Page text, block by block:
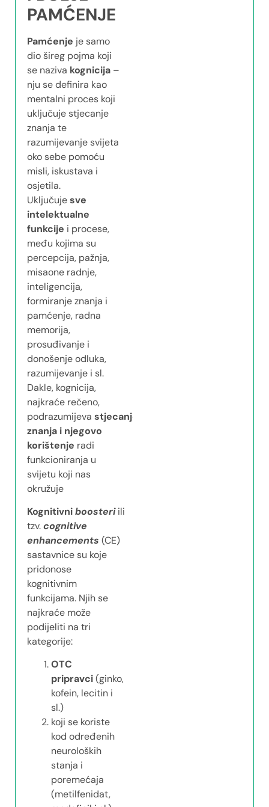
PAMĆENJE
Pamćenje je samo
dio šireg pojma koji
se naziva kognicija –
nju se definira kao
mentalni proces koji
uključuje stjecanje
znanja te
razumijevanje svijeta
oko sebe pomoću
misli, iskustava i
osjetila.
Uključujesve
intelektualne
funkcije i procese,
među kojima su
percepcija, pažnja,
misaone radnje,
inteligencija,
formiranje znanja i
pamćenje, radna
memorija,
prosuđivanje i
donošenje odluka,
razumijevanje i sl.
Dakle, kognicija,
najkraće rečeno,
podrazumijeva stjecanje
znanja i njegovo
korištenje radi
funkcioniranja u
svijetu koji nas
okružuje
Kognitivniboosteriili
tzv.cognitive
enhancements (CE)
sastavnice su koje
pridonose
kognitivnim
funkcijama. Njih se
najkraće može
podijeliti na tri
kategorije:
OTC
pripravci(ginko,
kofein, lecitin i
sl.)
koji se koriste
kod određenih
neuroloških
stanja i
poremećaja
(metilfenidat,